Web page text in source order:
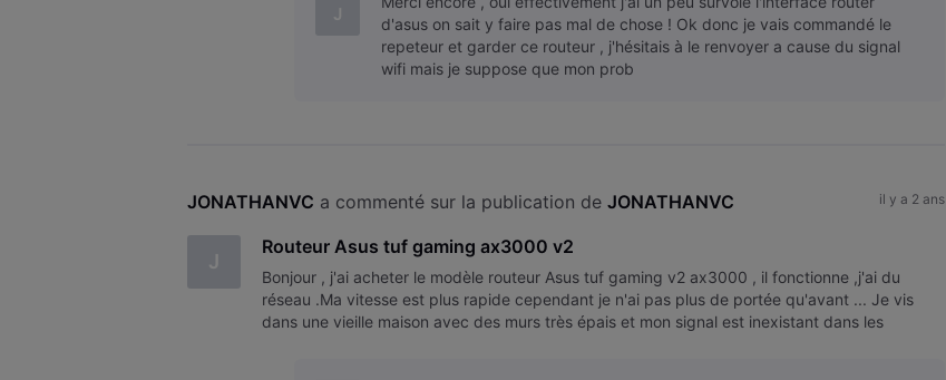
J
d'asus on sait y faire pas mal de chose ! Ok donc je vais commandé le
repeteur et garder ce routeur , j'hésitais à le renvoyer a cause du signal
wifi mais je suppose que mon prob
JONATHANVC a commenté sur la publication de JONATHANVC il y a 2 ans
J
Routeur Asus tuf gaming ax3000 v2
Bonjour , j'ai acheter le modèle routeur Asus tuf gaming v2 ax3000 , il fonctionne ,j'ai du
réseau .Ma vitesse est plus rapide cependant je n'ai pas plus de portée qu'avant ... Je vis
dans une vieille maison avec des murs très épais et mon signal est inexistant dans les